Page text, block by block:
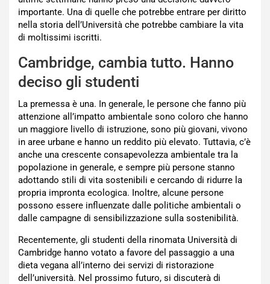
importante. Una di quelle che potrebbe entrare per diritto
nella storia dell’Università che potrebbe cambiare la vita
di moltissimi iscritti.
Cambridge, cambia tutto. Hanno
deciso gli studenti
La premessa è una. In generale, le persone che fanno più
attenzione all’impatto ambientale sono coloro che hanno
un maggiore livello di istruzione, sono più giovani, vivono
in aree urbane e hanno un reddito più elevato. Tuttavia, c’è
anche una crescente consapevolezza ambientale tra la
popolazione in generale, e sempre più persone stanno
adottando stili di vita sostenibili e cercando di ridurre la
propria impronta ecologica. Inoltre, alcune persone
possono essere influenzate dalle politiche ambientali o
dalle campagne di sensibilizzazione sulla sostenibilità.
Recentemente, gli studenti della rinomata Università di
Cambridge hanno votato a favore del passaggio a una
dieta vegana all’interno dei servizi di ristorazione
dell’università. Nel prossimo futuro, si discuterà di